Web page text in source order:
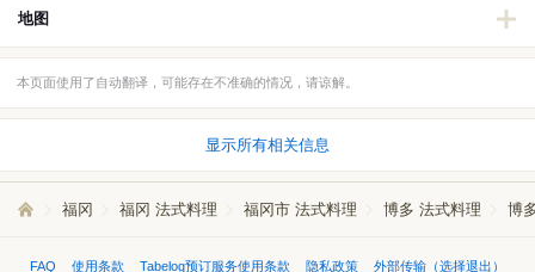
地图
本页面使用了自动翻译，可能存在不准确的情况，请谅解。
显示所有相关信息
福冈 福冈 法式料理 福冈市 法式料理 博多 法式料理 博
FAQ 使用条款 Tabelog预订服务使用条款 隐私政策
外部传输（选择退出）